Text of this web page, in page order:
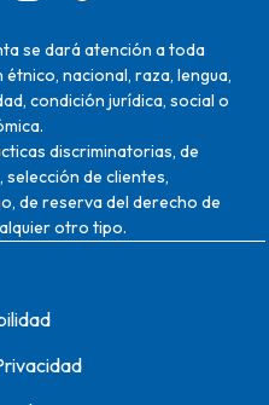
se dará atención a toda
nacional, raza, lengua,
condición jurídica, social o
discriminatorias, de
de clientes,
de reserva del derecho de
otro tipo.